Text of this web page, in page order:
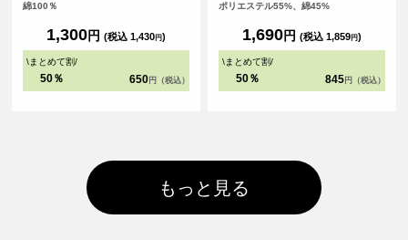
やすく、配布用・業務用のどちらに
や文字が映え、フルカラーインクジ
ェット印刷により、グラデーション
や写真、細かなデザインも再現性の
綿100％
1,300円 (税込 1,430円)
\まとめて割/
50％ 650 円（税込）
性を兼ね備えたアイテムです。 チー
ーグッズ、スポーツイベントの販促
品としてもおすすめです。
ポリエステル55%、綿45%
1,690円 (税込 1,859円)
\まとめて割/
50％ 845 円（税込）
もっと見る